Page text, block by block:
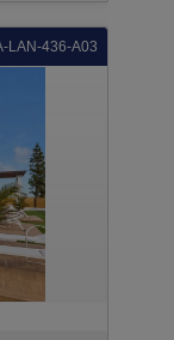
LAN-436-A03